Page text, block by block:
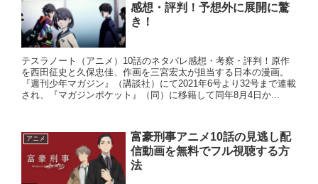
感想・評判！予想外に展開に驚
き！
テスラノート（アニメ）10話のネタバレ感想・考察・評判！原作
を西田征史と久保忠佳、作画を三宮宏太が担当する日本の漫画。
『週刊少年マガジン』（講談社）にて2021年6号より32号まで連載
され、『マガジンポケット』（同）に移籍して同年8月4日か...
アニメ
富豪刑事アニメ10話の見逃し配
信動画を無料でフル視聴する方
法